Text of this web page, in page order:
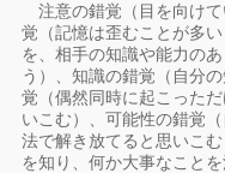
注意の錯覚（目を向け
覚（記憶は歪むことが多
を、相手の知識や能力の
う）、知識の錯覚（自分
覚（偶然同時に起こった
いこむ）、可能性の錯覚
法で解き放てると思いこ
を知り、何か大事なこと